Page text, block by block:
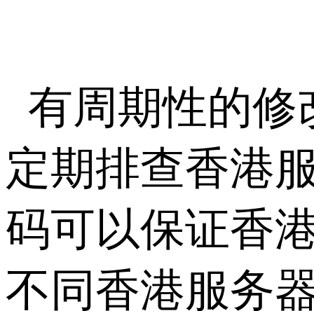
有周期性的修
定期排查香港
码可以保证香
不同香港服务